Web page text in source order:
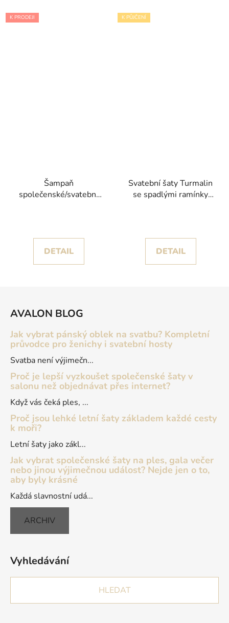
K PRODEJI
Šampaň
společenské/svatební
DETAIL
K PŮJČENÍ
Svatební šaty Turmalin
se spadlými ramínky
DETAIL
AVALON BLOG
Jak vybrat pánský oblek na svatbu? Kompletní
průvodce pro ženichy i svatební hosty
Svatba není výjimečn...
Proč je lepší vyzkoušet společenské šaty v
salonu než objednávat přes internet?
Když vás čeká ples, ...
Proč jsou lehké letní šaty základem každé cesty
k moři?
Letní šaty jako zákl...
Jak vybrat společenské šaty na ples, gala večer
nebo jinou výjimečnou událost? Nejde jen o to,
aby byly krásné
Každá slavnostní udá...
ARCHIV
Vyhledávání
HLEDAT